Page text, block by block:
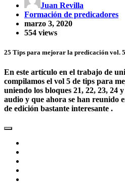
Juan Revilla
Formación de predicadores
marzo 3, 2020
554 views
25 Tips para mejorar la predicación vol.
En este artículo en el trabajo de
compilamos el vol 5 de tips para
uniendo los bloques 21, 22, 23, 24
audio y que ahora se han reunido
de edición bastante interesante .